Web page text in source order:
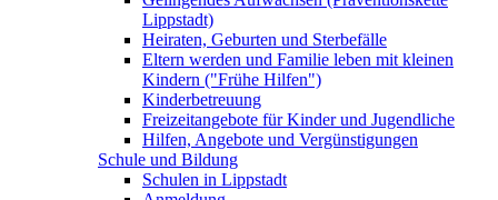
Lippstadt)
Heiraten, Geburten und Sterbefälle
Eltern werden und Familie leben mit kleinen
Kindern ("Frühe Hilfen")
Kinderbetreuung
Freizeitangebote für Kinder und Jugendliche
Hilfen, Angebote und Vergünstigungen
Schule und Bildung
Schulen in Lippstadt